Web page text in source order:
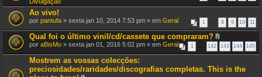
s
e
o
s
)
Ao vivo!
1 8 9 10 11
por pantufa » sexta jan 10, 2014 7:53 pm » em Geral
Qual foi o último vinil/cd/cassete que compraram?
A
n
e
o
1 142 143 144 145
por aBisMo » sexta jan 01, 2016 5:02 pm » em Geral
Mostrem as vossas colecções:
preciosidades/raridades/discografias completas. This is the